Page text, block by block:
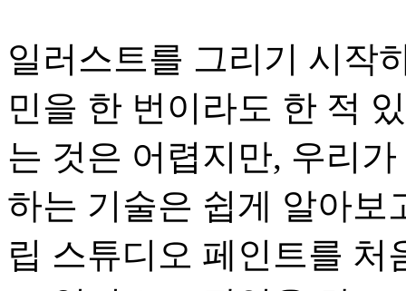
일러스트를 그리기 시작
민을 한 번이라도 한 적
는 것은 어렵지만, 우리
하는 기술은 쉽게 알아보
립 스튜디오 페인트를